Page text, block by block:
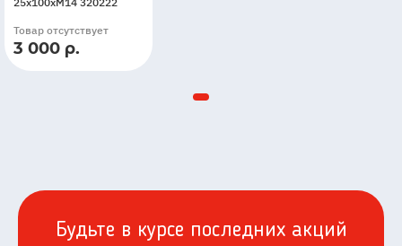
Товар отсутствует
3 000 р.
Будьте в курсе последних акций